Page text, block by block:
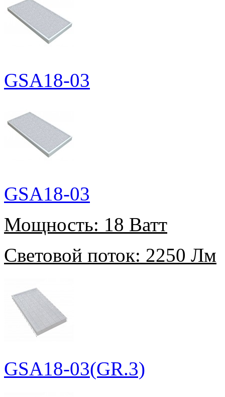
GSA18-03
GSA18-03
Мощность: 18 Ватт
Световой поток: 2250 Лм
GSA18-03(GR.3)